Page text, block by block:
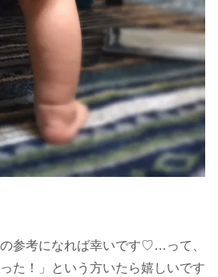
参考になれば幸いです♡…って、
た！」という方いたら嬉しいです